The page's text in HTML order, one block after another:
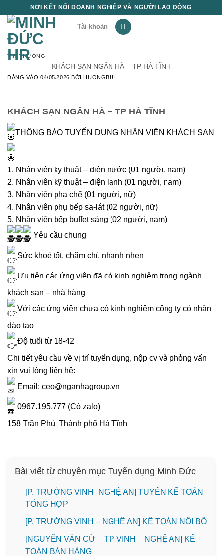
qua
dung
NƠI KẾT NỐI DOANH NGHIỆP VÀ NGƯỜI LAO ĐỘNG
Tài khoản
TIN THƯỜNG
KHÁCH SẠN NGÂN HÀ – TP HÀ TĨNH
ĐĂNG VÀO04/05/2026 BỞIHUONGBUI
KHÁCH SẠN NGÂN HÀ – TP HÀ TĨNH
THÔNG BÁO TUYỂN DỤNG NHÂN VIÊN KHÁCH SẠN
1. Nhân viên kỹ thuật – điện nước (01 người, nam)
2. Nhân viên kỹ thuật – điện lạnh (01 người, nam)
3. Nhân viên pha chế (01 người, nữ)
4. Nhân viên phụ bếp sa-lát (02 người, nữ)
5. Nhân viên bếp buffet sáng (02 người, nam)
Yêu cầu chung
Sức khoẻ tốt, chăm chỉ, nhanh nhẹn
Ưu tiên các ứng viên đã có kinh nghiệm trong ngành
khách sạn – nhà hàng
Với các ứng viên chưa có kinh nghiệm công ty có nhận
đào tạo
Độ tuổi từ 18-42
Chi tiết yêu cầu về vị trí tuyển dụng, nộp cv và phỏng vấn
xin vui lòng liên hệ:
Email: ceo@nganhagroup.vn
0967.195.777 (Có zalo)
158 Trần Phú, Thành phố Hà Tĩnh
Bài viết từ chuyên mục Tuyển dụng Minh Đức
[P. TRƯỜNG VINH_NGHỆ AN] TUYỂN KẾ TOÁN
TỔNG HỢP
[P. TRƯỜNG VINH – NGHỆ AN] KẾ TOÁN NỘI BỘ
[NGUYỄN VĂN CỪ _ TP VINH _ NGHỆ AN] KẾ
TOÁN BÁN HÀNG